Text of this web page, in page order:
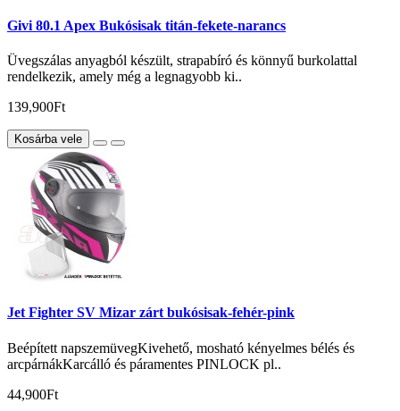
Givi 80.1 Apex Bukósisak titán-fekete-narancs
Üvegszálas anyagból készült, strapabíró és könnyű burkolattal
rendelkezik, amely még a legnagyobb ki..
139,900Ft
Kosárba vele
Jet Fighter SV Mizar zárt bukósisak-fehér-pink
Beépített napszemüvegKivehető, mosható kényelmes bélés és
arcpárnákKarcálló és páramentes PINLOCK pl..
44,900Ft